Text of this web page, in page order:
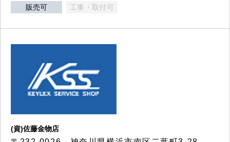
販売可 工事・取付可
(資)佐藤金物店